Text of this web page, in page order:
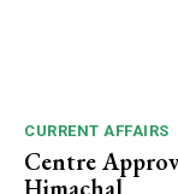
CURRENT AFFAIRS
Centre